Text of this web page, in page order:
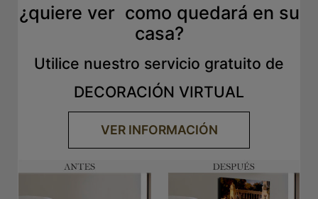
¿quiere ver como quedará en su
casa?
Utilice nuestro servicio gratuito de
DECORACIÓN VIRTUAL
VER INFORMACIÓN